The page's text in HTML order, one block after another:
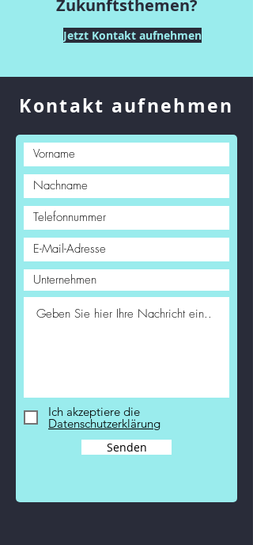
Zukunftsthemen?
Jetzt Kontakt aufnehmen
Kontakt aufnehmen
Ich akzeptiere die
Datenschutzerklärung
Senden